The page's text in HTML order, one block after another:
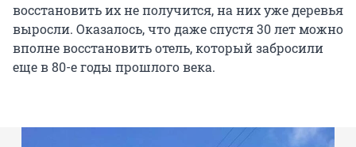
восстановить их не получится, на них уже деревья
выросли. Оказалось, что даже спустя 30 лет можно
вполне восстановить отель, который забросили
еще в 80-е годы прошлого века.